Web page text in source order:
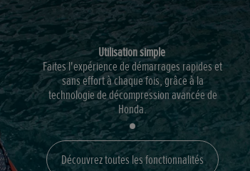
Utilisation simple
Faites l'expérience de démarrages rapides et
sans effort à chaque fois, grâce à la
technologie de décompression avancée de
Honda.
Découvrez toutes les fonctionnalités